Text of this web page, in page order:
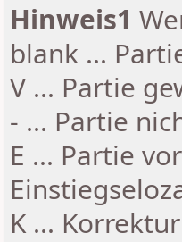
Hinweis1
blank ...
V ... Partie
- ... Partie
E ... Partie
K ...